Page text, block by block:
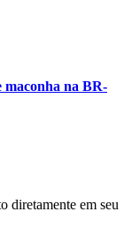
maconha na BR-
diretamente em seu